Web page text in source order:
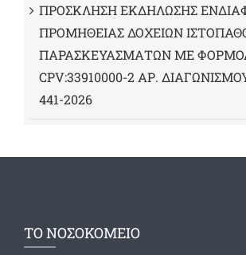
ΠΡΟΣΚΛΗΣΗ ΕΚΔΗΛΩΣΗΣ
ΠΡΟΜΗΘΕΙΑΣ ΔΟΧΕΙΩΝ
ΠΑΡΑΣΚΕΥΑΣΜΑΤΩΝ ΜΕ
CPV:33910000-2 ΑΡ.
441-2026
ΤΟ ΝΟΣΟΚΟΜΕΙΟ